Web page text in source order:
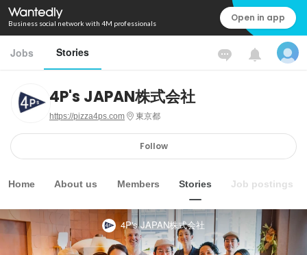
Business social network with 4M professionals Open in app
Jobs Stories
4P's JAPAN株式会社
https://pizza4ps.com 東京都
Follow
Home About us Members Stories Job postings
4P's JAPAN株式会社